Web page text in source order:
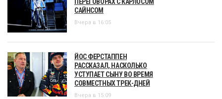
САЙНСОМ
Вчера в 16:05
ЙОС ФЕРСТАППЕН
РАССКАЗАЛ, НАСКОЛЬКО
УСТУПАЕТ СЫНУ ВО ВРЕМЯ
СОВМЕСТНЫХ ТРЕК-ДНЕЙ
Вчера в 15:09